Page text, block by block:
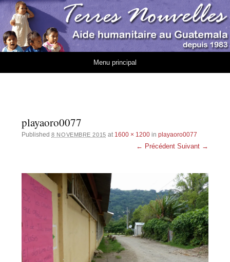
Association Terres
Nouvelles
AIDE HUMANITAIRE AU GUATEMALA DEPUIS 1983
Menu principal
playaoro0077
Published8 NOVEMBRE 2015 at 1600 × 1200in playaoro0077
← Précédent Suivant →